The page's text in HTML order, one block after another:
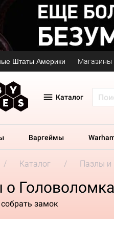
Штаты Америки Магазины
Каталог
Варгеймы
Каталог Пазлы и
замок